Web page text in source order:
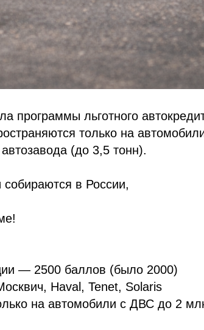
программы льготного
только на
(до 3,5 тонн).
в России,
— 2500 баллов (было 2000)
Haval, Tenet, Solaris
на автомобили с ДВС до 2